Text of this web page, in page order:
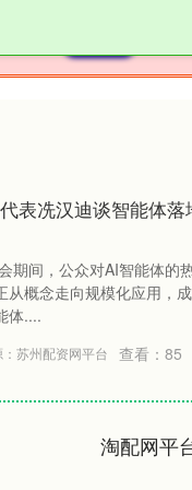
表冼汉迪谈智能体
期间，公众对AI智能体的
从概念走向规模化应用，
体....
苏州配资网平台 查看： 85
淘配网平